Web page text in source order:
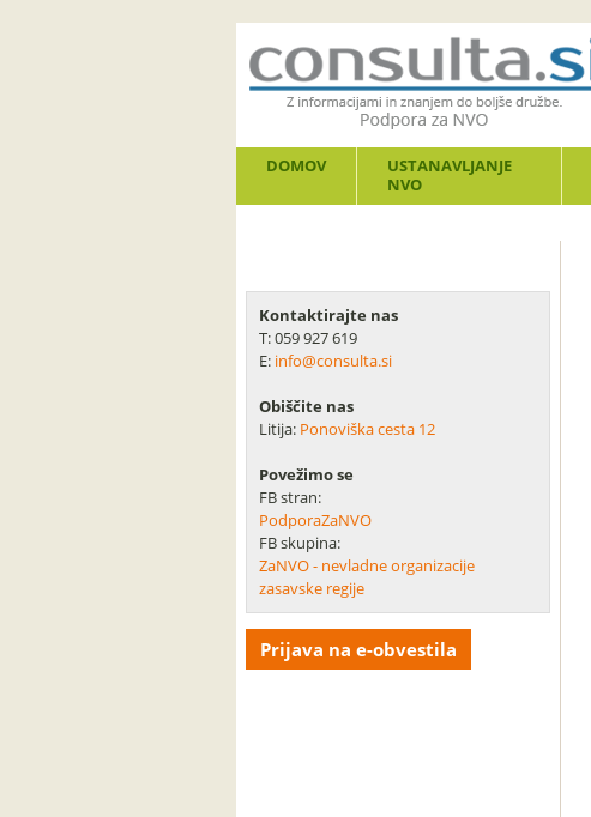
DOMOV
USTANAVLJANJE
NVO
Kontaktirajte nas
T: 059 927 619
E: info@consulta.si
Obiščite nas
Litija: Ponoviška cesta 12
Povežimo se
FB stran:
PodporaZaNVO
FB skupina:
ZaNVO - nevladne organizacije
zasavske regije
Prijava na e-obvestila